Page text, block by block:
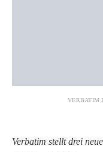
VERBATIM
Verbatim stellt drei